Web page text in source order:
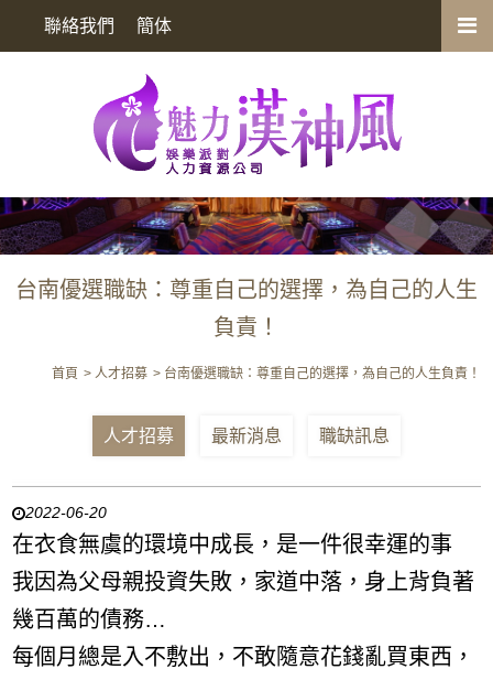
聯絡我們 簡体
台南優選職缺：尊重自己的選擇，為自己的人生
負責！
首頁 人才招募 台南優選職缺：尊重自己的選擇，為自己的人生負責！
人才招募 最新消息 職缺訊息
2022-06-20
在衣食無虞的環境中成長，是一件很幸運的事
我因為父母親投資失敗，家道中落，身上背負著
幾百萬的債務…
每個月總是入不敷出，不敢隨意花錢亂買東西，